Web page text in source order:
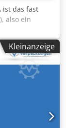
ist das fast
also ein
der im
zum
der
erfolgen.
700 kg ist
Der 1A
und kann
wickeln. Mit
Kleinanzeige